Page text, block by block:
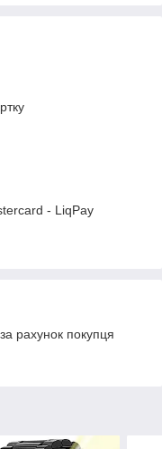
- LiqPay
рахунок покупця